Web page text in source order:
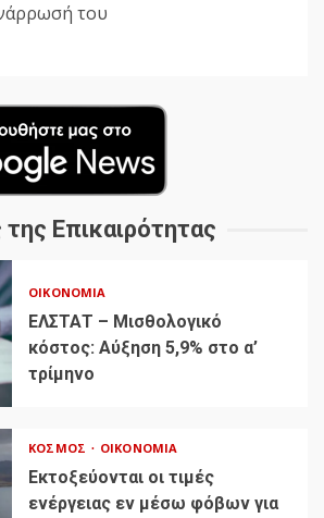
του
Επικαιρότητας
ΟΙΚΟΝΟΜΊΑ
ΕΛΣΤΑΤ – Μισθολογικό
κόστος: Αύξηση 5,9% στο α’
τρίμηνο
ΚΌΣΜΟΣ ΟΙΚΟΝΟΜΊΑ
Εκτοξεύονται οι τιμές
ενέργειας εν μέσω φόβων για